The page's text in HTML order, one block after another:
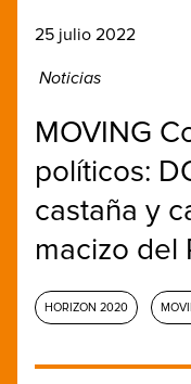
25 julio 2022
Noticias
MOVING
políticos:
castaña y
macizo del
HORIZON 2020